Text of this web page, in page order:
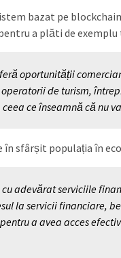
bazat pe
a plăti de
oportunității
de turism,
ce înseamnă că nu
în sfârșit populația în
adevărat serviciile
la servicii financiare,
a avea acces